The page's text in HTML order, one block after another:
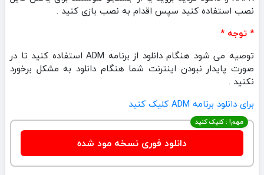
نصب استفاده کنید سپس اقدام به نصب بازی کنید .
* توجه *
توصیه می شود هنگام دانلود از برنامه ADM استفاده کنید تا در
صورت پایدار نبودن اینترنت شما هنگام دانلود به مشکل برخورد
نکنید .
برای دانلود برنامه ADM کلیک کنید
مهم! : کلیک کنید
دانلود فوری نسخه مود شده